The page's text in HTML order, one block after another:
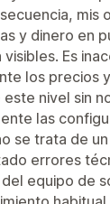
y dinero en
visibles. Es
los precios
este nivel sin
las
se trata de
errores
equipo de